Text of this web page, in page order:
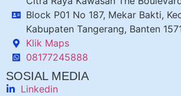
Block P01 No 187, Mekar Bakti,
Kabupaten Tangerang, Banten
Klik Maps
08177245888
SOSIAL MEDIA
Linkedin